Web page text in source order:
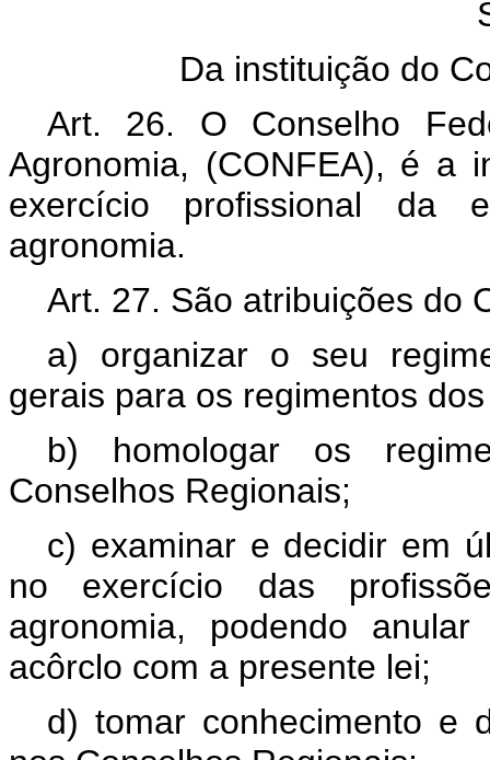
Da instituição do
Art. 26. O Conselho
Agronomia, (CONFEA), é a
exercício profissional da
agronomia.
Art. 27. São atribuições do
a) organizar o seu
gerais para os regimentos
b) homologar os
Conselhos Regionais;
c) examinar e decidir em
no exercício das
agronomia, podendo
acôrclo com a presente lei;
d) tomar conhecimento e